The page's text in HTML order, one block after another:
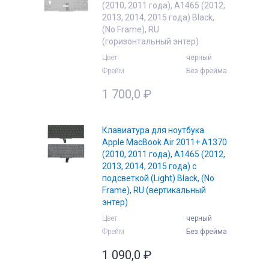
(2010, 2011 года), A1465 (2012,
2013, 2014, 2015 года) Black,
(No Frame), RU
(горизонтальный энтер)
Цвет
черный
Фрейм
Без фрейма
1 700,0 ₽
Клавиатура для ноутбука
Apple MacBook Air 2011+ A1370
(2010, 2011 года), A1465 (2012,
2013, 2014, 2015 года) с
подсветкой (Light) Black, (No
Frame), RU (вертикальный
энтер)
Цвет
черный
Фрейм
Без фрейма
1 090,0 ₽